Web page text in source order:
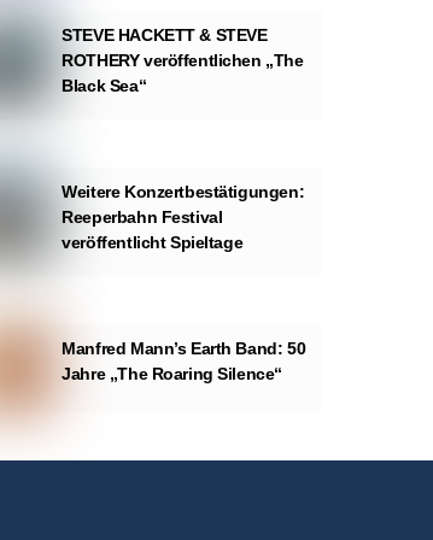
STEVE HACKETT & STEVE
ROTHERY veröffentlichen „The
Black Sea“
Weitere Konzertbestätigungen:
Reeperbahn Festival
veröffentlicht Spieltage
Manfred Mann’s Earth Band: 50
Jahre „The Roaring Silence“